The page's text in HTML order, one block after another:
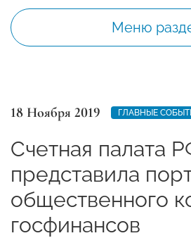
Меню
18 Ноября 2019 ГЛАВНЫЕ
Счетная палата
представила
общественного
госфинансов